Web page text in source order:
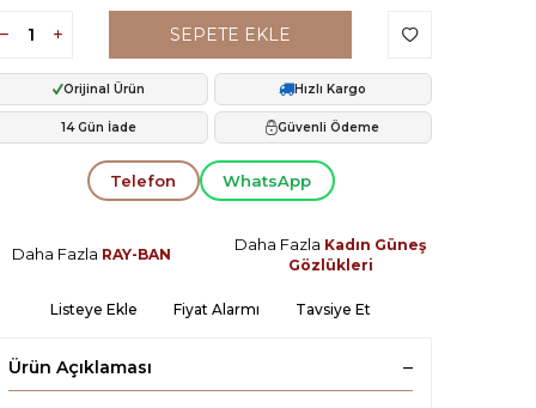
SEPETE EKLE
Orijinal Ürün Hızlı Kargo
14 Gün İade Güvenli Ödeme
Telefon WhatsApp
Daha Fazla RAY-BAN
Daha Fazla Kadın Güneş
Gözlükleri
Listeye Ekle Fiyat Alarmı Tavsiye Et
Ürün Açıklaması